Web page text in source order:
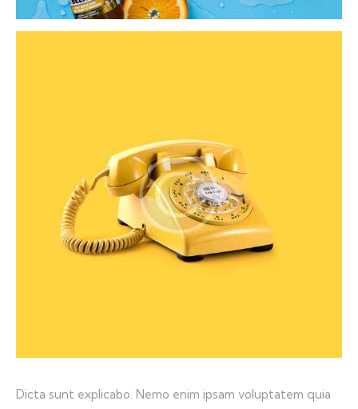
Dicta sunt explicabo. Nemo enim ipsam voluptatem quia